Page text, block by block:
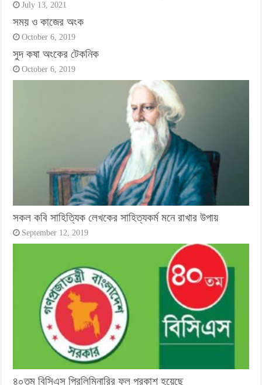
July 13, 2021
সময় ও কাজের অংক
October 6, 2019
সুদ কষা অংকের টেকনিক
October 6, 2019
সকল কবি সাহিত্যিক লেখকের সাহিত্যকর্ম মনে রাখার উপায়
September 12, 2019
৪০তম বিসিএস প্রিলিমিনারির ফল প্রকাশ হয়েছে